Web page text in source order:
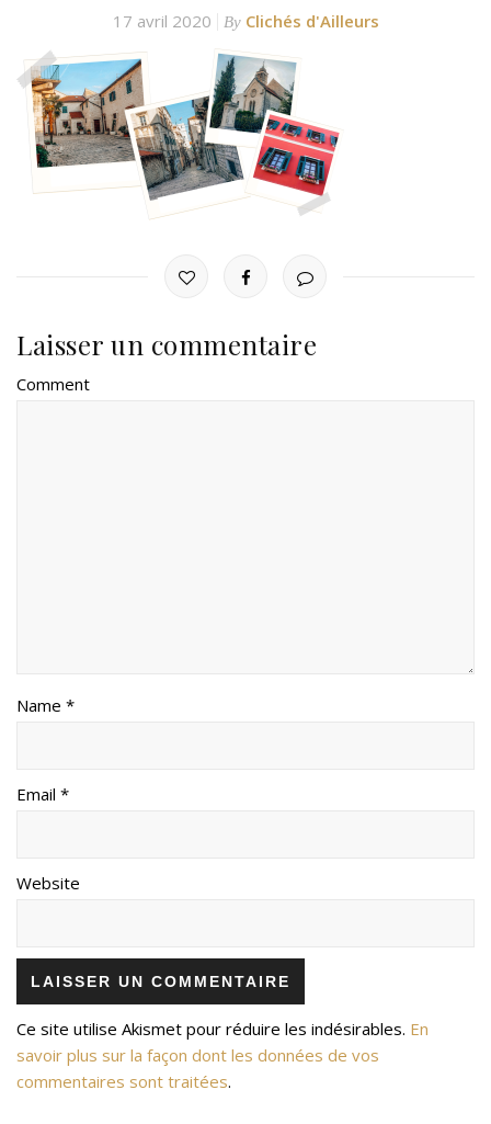
17 avril 2020 By Clichés d'Ailleurs
Laisser un commentaire
Comment
Name *
Email *
Website
Ce site utilise Akismet pour réduire les indésirables. En
savoir plus sur la façon dont les données de vos
commentaires sont traitées.